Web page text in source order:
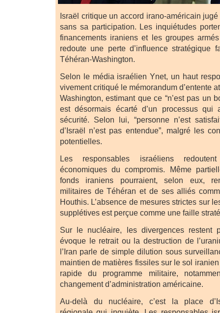
Israël critique un accord irano-américain
sans sa participation. Les inquiétudes
financements iraniens et les groupes
redoute une perte d’influence stratégique
Téhéran-Washington.
Selon le média israélien Ynet, un haut
vivement critiqué le mémorandum d’entente
Washington, estimant que ce “n’est pas un
est désormais écarté d’un processus qui
sécurité. Selon lui, “personne n’est
d’Israël n’est pas entendue”, malgré les
potentielles.
Les responsables israéliens
économiques du compromis. Même
fonds iraniens pourraient, selon eux,
militaires de Téhéran et de ses alliés
Houthis. L’absence de mesures strictes sur
supplétives est perçue comme une faille
Sur le nucléaire, les divergences restent
évoque le retrait ou la destruction de
l’Iran parle de simple dilution sous
maintien de matières fissiles sur le sol
rapide du programme militaire,
changement d’administration américaine.
Au-delà du nucléaire, c’est la place